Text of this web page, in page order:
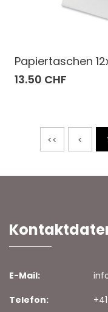
Papiertaschen
13.50 CHF
<< <
E-Mail:
Telefon: